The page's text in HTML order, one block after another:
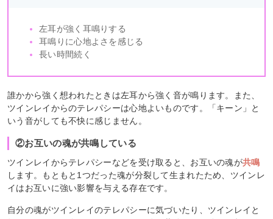
左耳が強く耳鳴りする
耳鳴りに心地よさを感じる
長い時間続く
誰かから強く想われたときは左耳から強く音が鳴ります。また、
ツインレイからのテレパシーは心地よいものです。「キーン」と
いう音がしても不快に感じません。
②お互いの魂が共鳴している
ツインレイからテレパシーなどを受け取ると、お互いの魂が共鳴
します。もともと1つだった魂が分裂して生まれたため、ツインレ
イはお互いに強い影響を与える存在です。
自分の魂がツインレイのテレパシーに気づいたり、ツインレイと